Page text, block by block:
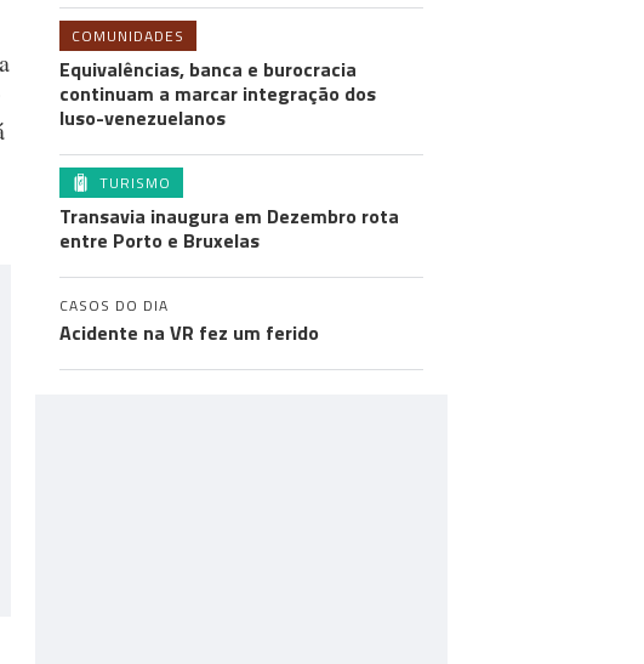
COMUNIDADES
Equivalências, banca e burocracia
continuam a marcar integração dos
luso-venezuelanos
TURISMO
Transavia inaugura em Dezembro rota
entre Porto e Bruxelas
CASOS DO DIA
Acidente na VR fez um ferido